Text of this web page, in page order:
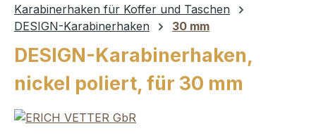
Karabinerhaken für Koffer und Taschen
DESIGN-Karabinerhaken
30 mm
DESIGN-Karabinerhaken,
nickel poliert, für 30 mm